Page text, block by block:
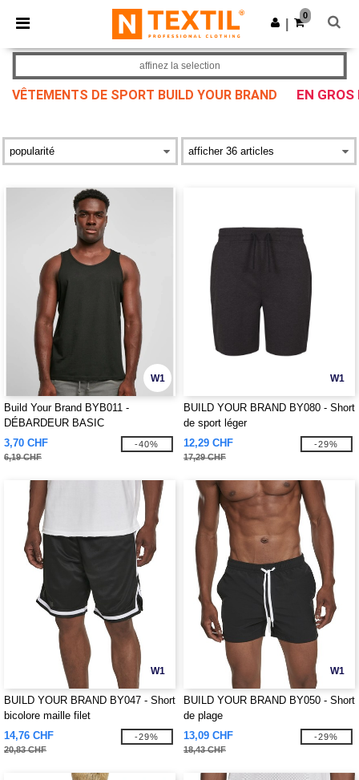
× Appli Ntextil
Meilleurs prix sur l’app !
Obtenir l'appli
0
VÊTEMENTS DE SPORT BUILD YOUR BRAND EN
affinez la selection
W1
Build Your Brand BYB011 -
DÉBARDEUR BASIC
3,70 CHF
6,19 CHF
-40%
W1
BUILD YOUR BRAND BY080 - Short
de sport léger
12,29 CHF
17,29 CHF
-29%
W1
BUILD YOUR BRAND BY047 - Short
bicolore maille filet
14,76 CHF
20,83 CHF
-29%
W1
BUILD YOUR BRAND BY050 - Short
de plage
13,09 CHF
18,43 CHF
-29%